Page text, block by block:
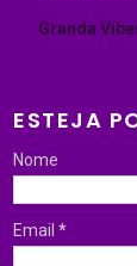
Granda
ESTEJA
Nome
Email*